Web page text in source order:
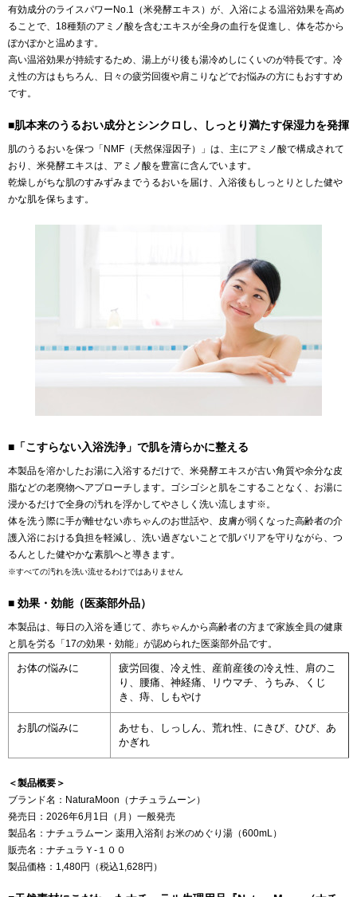
有効成分のライスパワーNo.1（米発酵エキス）が、入浴による温浴効果を高め
ることで、18種類のアミノ酸を含むエキスが全身の血行を促進し、体を芯から
ぽかぽかと温めます。
高い温浴効果が持続するため、湯上がり後も湯冷めしにくいのが特長です。冷
え性の方はもちろん、日々の疲労回復や肩こりなどでお悩みの方にもおすすめ
です。
■肌本来のうるおい成分とシンクロし、しっとり満たす保湿力を発揮
肌のうるおいを保つ「NMF（天然保湿因子）」は、主にアミノ酸で構成されて
おり、米発酵エキスは、アミノ酸を豊富に含んでいます。
乾燥しがちな肌のすみずみまでうるおいを届け、入浴後もしっとりとした健や
かな肌を保ちます。
■「こすらない入浴洗浄」で肌を清らかに整える
本製品を溶かしたお湯に入浴するだけで、米発酵エキスが古い角質や余分な皮
脂などの老廃物へアプローチします。ゴシゴシと肌をこすることなく、お湯に
浸かるだけで全身の汚れを浮かしてやさしく洗い流します※。
体を洗う際に手が離せない赤ちゃんのお世話や、皮膚が弱くなった高齢者の介
護入浴における負担を軽減し、洗い過ぎないことで肌バリアを守りながら、つ
るんとした健やかな素肌へと導きます。
※すべての汚れを洗い流せるわけではありません
■ 効果・効能（医薬部外品）
本製品は、毎日の入浴を通じて、赤ちゃんから高齢者の方まで家族全員の健康
と肌を労る「17の効果・効能」が認められた医薬部外品です。
お体の悩みに
疲労回復、冷え性、産前産後の冷え性、肩のこ
り、腰痛、神経痛、リウマチ、うちみ、くじ
き、痔、しもやけ
お肌の悩みに
あせも、しっしん、荒れ性、にきび、ひび、あ
かぎれ
＜製品概要＞
ブランド名：NaturaMoon（ナチュラムーン）
発売日：2026年6月1日（月）一般発売
製品名：ナチュラムーン 薬用入浴剤 お米のめぐり湯（600mL）
販売名：ナチュラＹ‐１００
製品価格：1,480円（税込1,628円）